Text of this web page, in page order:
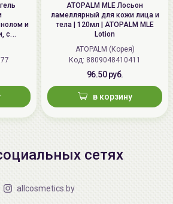
и
с
100г |
ATOPALM MLE Лосьон
ламеллярный для кожи лица и
тела | 120мл | ATOPALM MLE
Lotion
ATOPALM (Корея)
Код: 8809048410411
96.50 руб.
в корзину
сетях
allcosmetics.by